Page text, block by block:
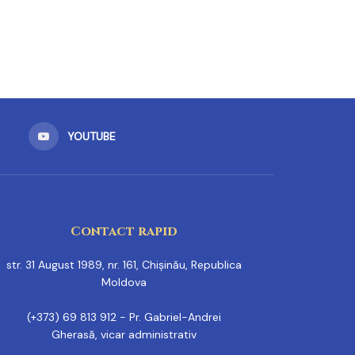
YOUTUBE
Contact rapid
str. 31 August 1989, nr. 161, Chișinău, Republica
Moldova
(+373) 69 813 912 - Pr. Gabriel-Andrei
Gherasă, vicar administrativ